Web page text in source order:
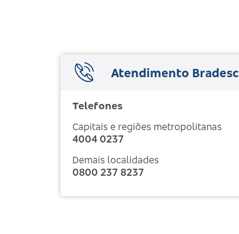
Atendimento
Telefones
Capitais e regiões metropolitanas
4004 0237
Demais localidades
0800 237 8237